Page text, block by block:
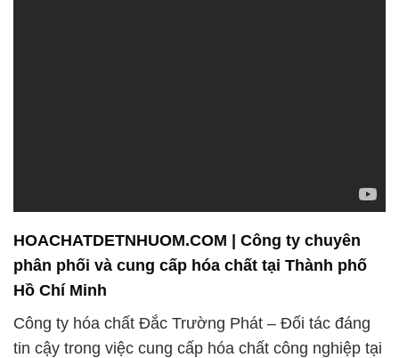
HOACHATDETNHUOM.COM | Công ty chuyên
phân phối và cung cấp hóa chất tại Thành phố
Hồ Chí Minh
Công ty hóa chất Đắc Trường Phát – Đối tác đáng
tin cậy trong việc cung cấp hóa chất công nghiệp tại